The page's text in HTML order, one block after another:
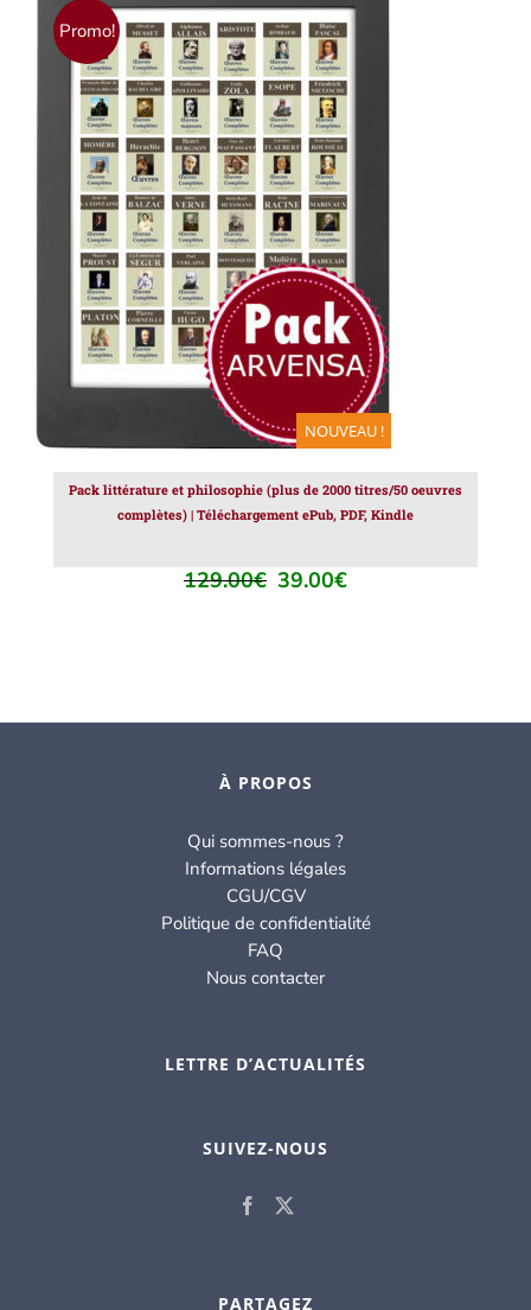
Promo!
NOUVEAU !
AJOUTER AU PANIER / DÉTAILS
Pack littérature et philosophie (plus de 2000 titres/50 oeuvres
complètes) | Téléchargement ePub, PDF, Kindle
129.00€ Le
39.00€Le
À PROPOS
Qui sommes-nous ?
Informations légales
CGU/CGV
Politique de confidentialité
FAQ
Nous contacter
LETTRE D’ACTUALITÉS
SUIVEZ-NOUS
PARTAGEZ